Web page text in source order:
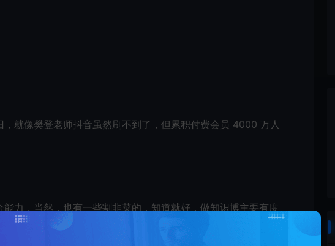
就像樊登老师抖音虽然刷不到了，但累积付费会员 4000 万人
力，当然，也有一些割韭菜的，知道就好，做知识博主要有度